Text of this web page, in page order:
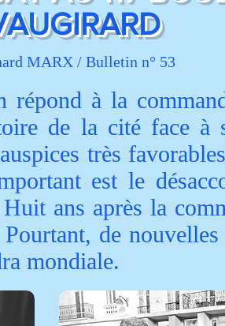
MARX / Bulletin n° 53
répond à la
de la cité face à
très
est le
ans après la
de
mondiale.